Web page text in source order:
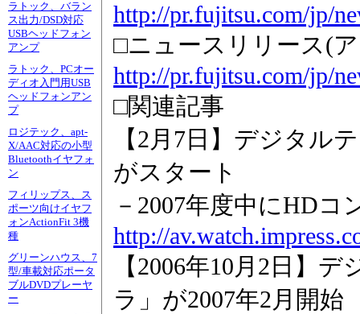
ラトック、バラン
ス出力/DSD対応
USBヘッドフォン
アンプ
ラトック、PCオー
ディオ入門用USB
ヘッドフォンアン
プ
ロジテック、apt-
X/AAC対応の小型
Bluetoothイヤフォ
ン
フィリップス、ス
ポーツ向けイヤフ
ォンActionFit 3機
種
グリーンハウス、7
型/車載対応ポータ
ブルDVDプレーヤ
ー
http://pr.fujitsu.com/jp/
□ニュースリリース(
http://pr.fujitsu.com/jp/
□関連記事
【2月7日】デジタル
がスタート
－2007年度中にHD
http://
【2006年10月2日】
ラ」が2007年2月開始